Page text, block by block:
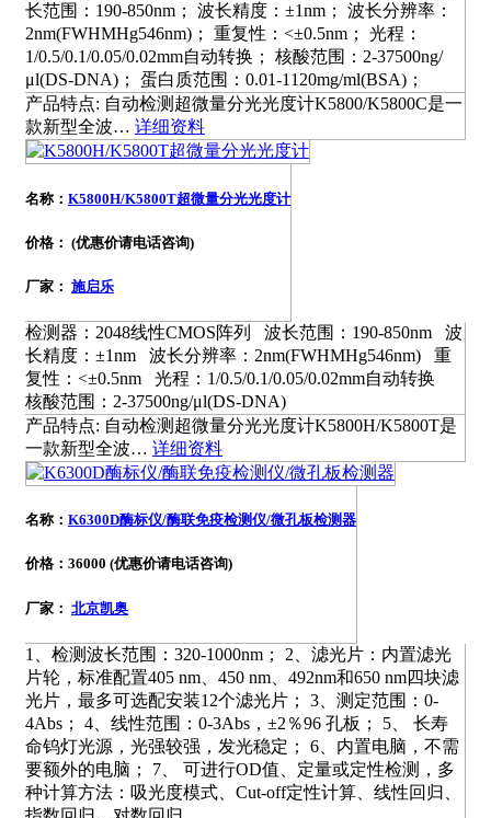
长范围：190-850nm； 波长精度：±1nm； 波长分辨率：
2nm(FWHMHg546nm)； 重复性：<±0.5nm； 光程：
1/0.5/0.1/0.05/0.02mm自动转换； 核酸范围：2-37500ng/
μl(DS-DNA)； 蛋白质范围：0.01-1120mg/ml(BSA)；
产品特点: 自动检测超微量分光光度计K5800/K5800C是一
款新型全波… 详细资料
名称： K5800H/K5800T超微量分光光度计
价格： (优惠价请电话咨询)
厂家： 施启乐
检测器：2048线性CMOS阵列 波长范围：190-850nm 波
长精度：±1nm 波长分辨率：2nm(FWHMHg546nm) 重
复性：<±0.5nm 光程：1/0.5/0.1/0.05/0.02mm自动转换
核酸范围：2-37500ng/μl(DS-DNA)
产品特点: 自动检测超微量分光光度计K5800H/K5800T是
一款新型全波… 详细资料
名称： K6300D酶标仪/酶联免疫检测仪/微孔板检测器
价格：36000 (优惠价请电话咨询)
厂家： 北京凯奥
1、检测波长范围：320-1000nm； 2、滤光片：内置滤光
片轮，标准配置405 nm、450 nm、492nm和650 nm四块滤
光片，最多可选配安装12个滤光片； 3、测定范围：0-
4Abs； 4、线性范围：0-3Abs，±2％96 孔板； 5、 长寿
命钨灯光源，光强较强，发光稳定； 6、内置电脑，不需
要额外的电脑； 7、 可进行OD值、定量或定性检测，多
种计算方法：吸光度模式、Cut-off定性计算、线性回归、